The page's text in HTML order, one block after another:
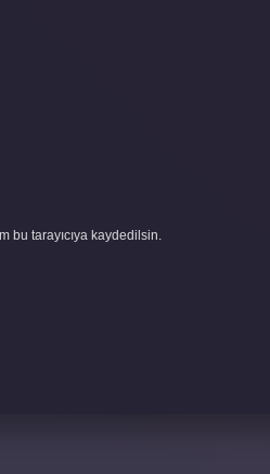
bu tarayıcıya kaydedilsin.